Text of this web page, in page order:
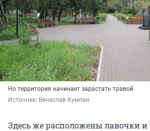
Но территория начинает зарастать травой
Источник: Вячеслав Кумпан
Здесь же расположены лавочки